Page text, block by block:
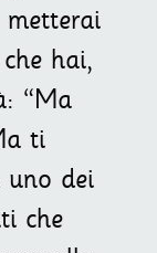
hai,
“Ma
ti
uno dei
che